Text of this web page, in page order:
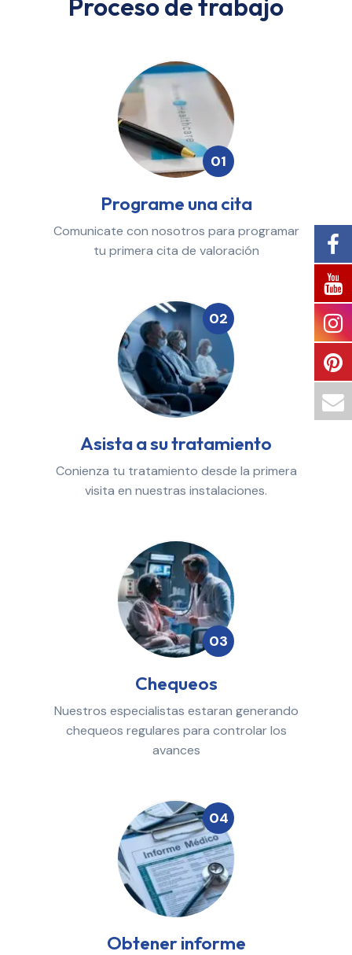
01
Programe una cita
Comunicate con nosotros para programar
tu primera cita de valoración
02
Asista a su tratamiento
Conienza tu tratamiento desde la primera
visita en nuestras instalaciones.
03
Chequeos
Nuestros especialistas estaran generando
chequeos regulares para controlar los
avances
04
Obtener informe